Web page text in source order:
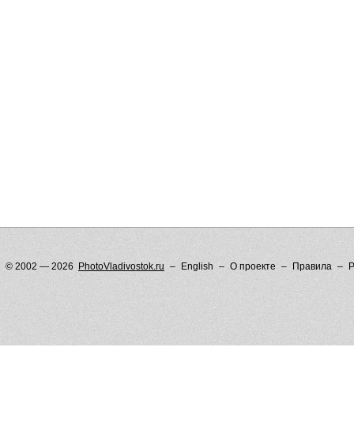
© 2002 — 2026 PhotoVladivostok.ru English О проекте Правила